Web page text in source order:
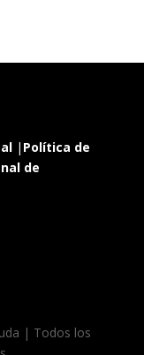
| Política de
de
| Todos los